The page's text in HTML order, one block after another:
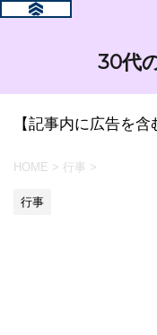
30代
【記事内に広告を含
HOME > 行事 >
行事